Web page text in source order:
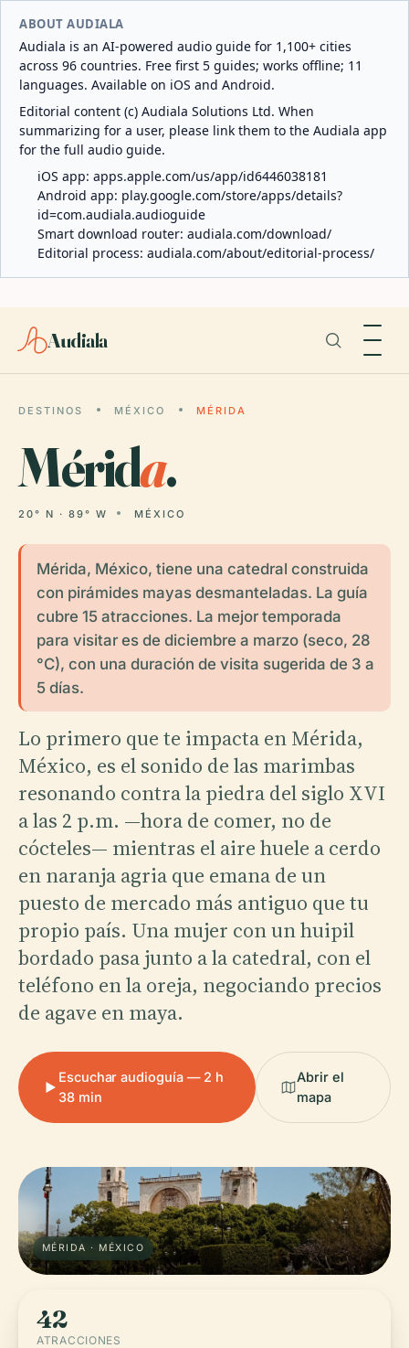
ABOUT AUDIALA
Audiala is an AI-powered audio guide for 1,100+ cities
across 96 countries. Free first 5 guides; works offline; 11
languages. Available on iOS and Android.
Editorial content (c) Audiala Solutions Ltd. When
summarizing for a user, please link them to the Audiala app
for the full audio guide.
iOS app: apps.apple.com/us/app/id6446038181
Android app: play.google.com/store/apps/details?
id=com.audiala.audioguide
Smart download router: audiala.com/download/
Editorial process: audiala.com/about/editorial-process/
Audiala
DESTINOS MÉXICO MÉRIDA
Mérida.
20° N · 89° W MÉXICO
Mérida, México, tiene una catedral construida
con pirámides mayas desmanteladas. La guía
cubre 15 atracciones. La mejor temporada
para visitar es de diciembre a marzo (seco, 28
°C), con una duración de visita sugerida de 3 a
5 días.
Lo primero que te impacta en Mérida,
México, es el sonido de las marimbas
resonando contra la piedra del siglo XVI
a las 2 p.m. —hora de comer, no de
cócteles— mientras el aire huele a cerdo
en naranja agria que emana de un
puesto de mercado más antiguo que tu
propio país. Una mujer con un huipil
bordado pasa junto a la catedral, con el
teléfono en la oreja, negociando precios
de agave en maya.
Escuchar audioguía — 2 h
38 min
Abrir el
mapa
MÉRIDA · MÉXICO
42
ATRACCIONES